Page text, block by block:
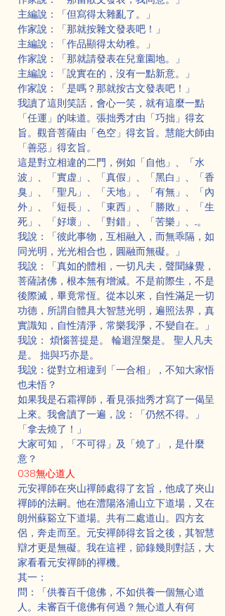
主編說：「但寫得太雜亂了。」
作家說：「那就按雜文發表吧！」
主編說：「作品顯得太幼稚。」
作家說：「那就請發表在兒童園地。」
主編說：「說實在的，沒有一點新意。」
作家說：「是嗎？那就按古文發表吧！」
我讀了這則笑話，會心一笑，就有這麼一點
「任運」的味道。張拙秀才由「巧拙」得玄
旨。觀音菩薩由「色空」得玄旨。慧能大師由
「善惡」得玄旨。
這是對立相違的二門，例如「自他」、「水
波」、「實虚」、「真假」、「黑白」、「香
臭」、「聖凡」、「天地」、「有無」、「內
外」、「短長」、「東西」、「勝敗」、「生
死」、「好壞」、「對錯」、「苦樂」、...。
我說：「彼此事物，互相融入，而無乖隔，如
同光明，光光相合也，圓融而無礙。」
我說：「真如的體相，一切凡夫，聲聞緣覺，
菩薩諸佛，根本無有增減。不是前際生，不是
後際滅，畢竟常恆。從本以來，自性滿足一切
功德，所謂自體具大智慧光明，遍照法界，真
實識知，自性清淨，常樂我淨，不變自在。」
我說： 煩惱菩提是。 輪迴涅槃是。 聖人凡夫
是。 拙與巧亦是。
我說：從對立相違到「一合相」，不知大家悟
也未悟？
如果我是石霜禪師，看見張拙秀才寫了一偈呈
上來。我會讀了一遍，說：「仍然不得。」
「拿去燒了！」
大家可知，「不可得」及「燒了」，是什麼
意？
038無心道人
元安禪師在夾山禪師處得了玄旨，他成了夾山
禪師的法嗣。他在澧陽洛浦山立下道場，又在
朗州蘇谿立下道場。共有二處道山。四方玄
侶，奔走而至。元安禪師得玄旨之後，其智慧
辯才更是無礙。我在這裡，節錄幾則對話，大
家看看元安禪師的禪機。
其一：
問：「供養百千億佛，不如供養一個無心道
人。未審百千億佛有何過？無心道人有何